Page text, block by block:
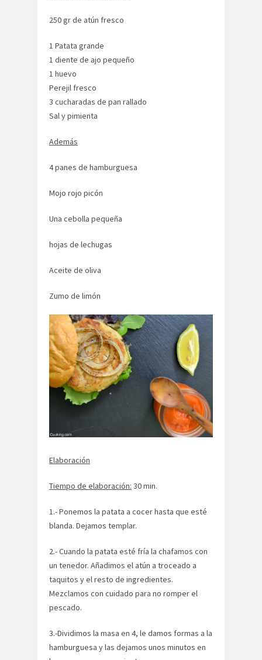
250 gr de atún fresco
1 Patata grande
1 diente de ajo pequeño
1 huevo
Perejil fresco
3 cucharadas de pan rallado
Sal y pimienta
Además
4 panes de hamburguesa
Mojo rojo picón
Una cebolla pequeña
hojas de lechugas
Aceite de oliva
Zumo de limón
Elaboración
Tiempo de elaboración: 30 min.
1.- Ponemos la patata a cocer hasta que esté
blanda. Dejamos templar.
2.- Cuando la patata esté fría la chafamos con
un tenedor. Añadimos el atún a troceado a
taquitos y el resto de ingredientes.
Mezclamos con cuidado para no romper el
pescado.
3.-Dividimos la masa en 4, le damos formas a la
hamburguesa y las dejamos unos minutos en